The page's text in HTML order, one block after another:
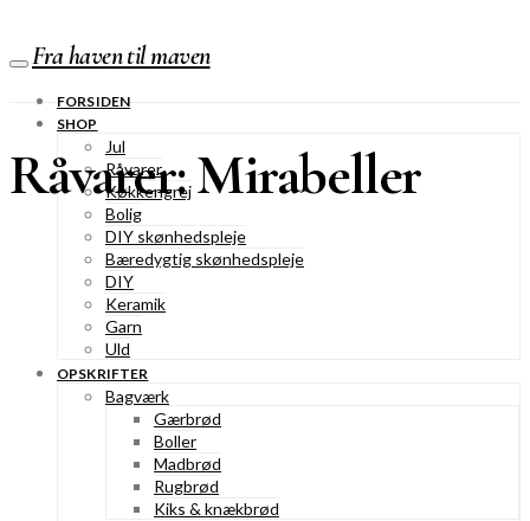
Fra haven til maven
FORSIDEN
SHOP
Jul
Råvarer
Køkkengrej
Bolig
DIY skønhedspleje
Bæredygtig skønhedspleje
DIY
Keramik
Garn
Uld
OPSKRIFTER
Bagværk
Gærbrød
Boller
Madbrød
Rugbrød
Kiks & knækbrød
Råvarer: Mirabeller